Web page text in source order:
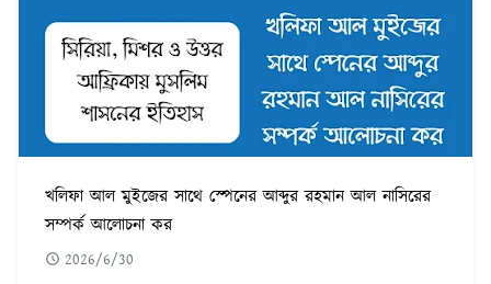
খলিফা আল মুইজের সাথে স্পেনের আব্দুর রহমান আল নাসিরের
সম্পর্ক আলোচনা কর
2026/6/30